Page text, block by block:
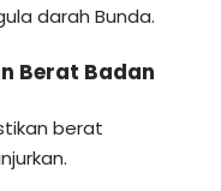
darah Bunda.
Berat Badan
berat